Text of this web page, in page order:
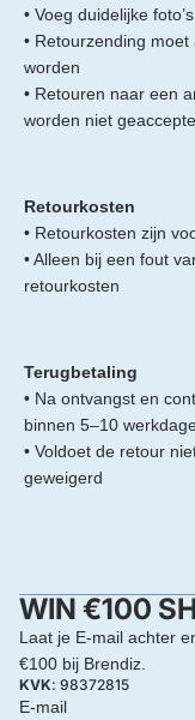
• Voeg duidelijke
• Retourzending
worden
• Retouren naar een
worden niet
Retourkosten
• Retourkosten zijn
• Alleen bij een fout
retourkosten
Terugbetaling
• Na ontvangst en
binnen 5–10
• Voldoet de retour
geweigerd
WIN €100
Laat je E-mail achter
€100 bij Brendiz.
KVK: 98372815
E-mail
Algemene
Verzendbeleid